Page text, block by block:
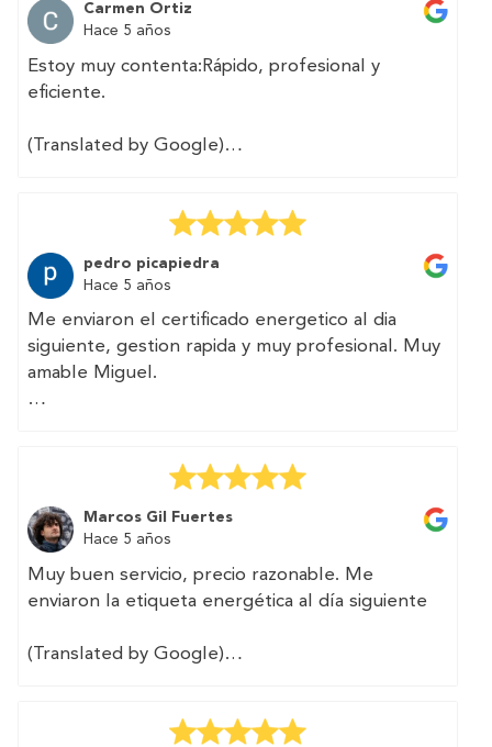
Carmen Ortiz
Hace 5 años
Estoy muy contenta:Rápido, profesional y
eficiente.
(Translated by Google)
pedro picapiedra
Hace 5 años
Me enviaron el certificado energetico al dia
siguiente, gestion rapida y muy profesional. Muy
amable Miguel.
day, fast and very professional management.
Very kind Miguel.
Marcos Gil Fuertes
Hace 5 años
Muy buen servicio, precio razonable. Me
enviaron la etiqueta energética al día siguiente
(Translated by Google)